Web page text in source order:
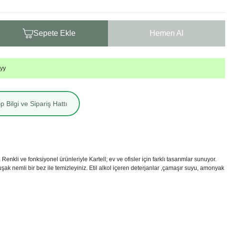
Sepete Ekle Hemen Al
Bilgi ve Sipariş Hattı
ve fonksiyonel ürünleriyle Kartell; ev ve ofisler için farklı tasarımlar sunuyor.
nemli bir bez ile temizleyiniz. Etil alkol içeren deterjanlar ,çamaşır suyu, amonyak